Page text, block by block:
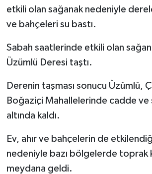
etkili olan sağanak nedeniyle
ve bahçeleri su bastı.
Sabah saatlerinde etkili olan
Üzümlü Deresi taştı.
Derenin taşması sonucu Üzümlü,
Boğaziçi Mahallelerinde cadde ve
altında kaldı.
Ev, ahır ve bahçelerin de
nedeniyle bazı bölgelerde toprak
meydana geldi.